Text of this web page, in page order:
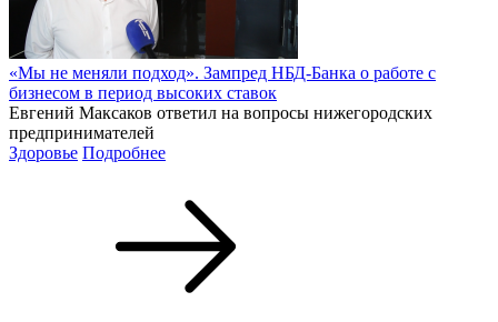
«Мы не меняли подход». Зампред НБД-Банка о работе с
бизнесом в период высоких ставок
Евгений Максаков ответил на вопросы нижегородских
предпринимателей
Здоровье Подробнее